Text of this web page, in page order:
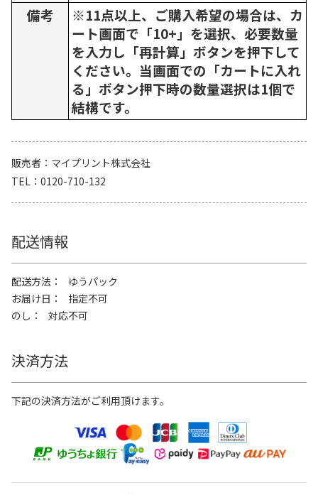
備考
※11点以上、ご購入希望の場合は、カ
ート画面で「10+」を選択、必要数量
を入力し「再計算」ボタンを押下して
ください。当画面での「カートに入れ
る」ボタン押下時の数量選択は1個で
結構です。
販売者
マイプリント株式会社
TEL
0120-710-132
配送情報
配送方法
ゆうパック
お届け日
指定不可
のし
対応不可
決済方法
下記の決済方法がご利用頂けます。